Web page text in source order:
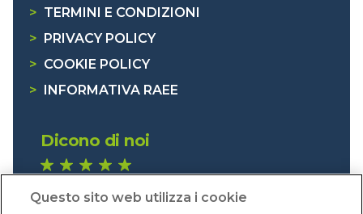
> TERMINI E CONDIZIONI
>
PRIVACY POLICY
> COOKIE POLICY
>
INFORMATIVA RAEE
Dicono di noi
Eccellente (4,8)
Questo sito web utilizza i cookie